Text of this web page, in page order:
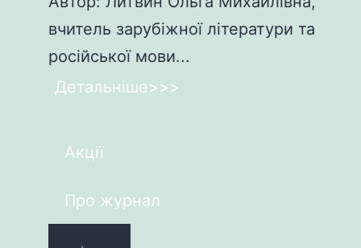
вчитель зарубіжної літератури та
російської мови...
Детальніше>>>
Акції
Про журнал